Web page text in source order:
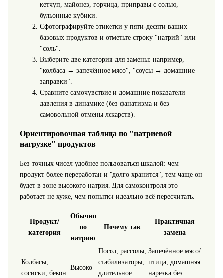
кетчуп, майонез, горчица, приправы с солью,
бульонные кубики.
Сфотографируйте этикетки у пяти-десяти ваших
базовых продуктов и отметьте строку "натрий" или
"соль".
Выберите две категории для замены: например,
"колбаса → запечённое мясо", "соусы → домашние
заправки".
Сравните самочувствие и домашние показатели
давления в динамике (без фанатизма и без
самовольной отмены лекарств).
Ориентировочная таблица по "натриевой
нагрузке" продуктов
Без точных чисел удобнее пользоваться шкалой: чем
продукт более переработан и "долго хранится", тем чаще он
будет в зоне высокого натрия. Для самоконтроля это
работает не хуже, чем попытки идеально всё пересчитать.
Продукт/
категория
Обычно
по
натрию
Почему так
Практичная
замена
Колбасы,
сосиски, бекон
Высоко
Посол, рассолы,
стабилизаторы,
длительное
Запечённое мясо/
птица, домашняя
нарезка без